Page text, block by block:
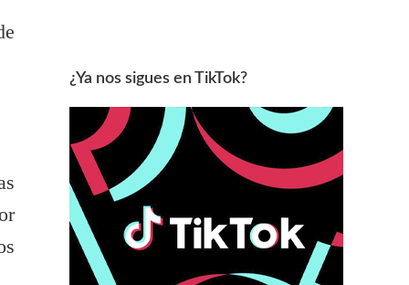
¿Ya nos sigues en TikTok?